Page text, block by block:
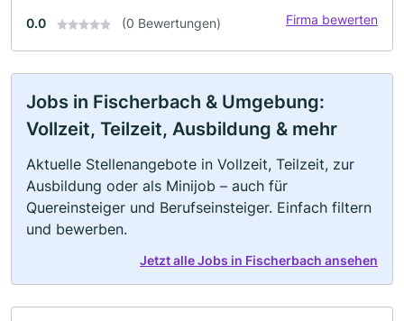
0.0 (0 Bewertungen) Firma bewerten
Jobs in Fischerbach & Umgebung:
Vollzeit, Teilzeit, Ausbildung & mehr
Aktuelle Stellenangebote in Vollzeit, Teilzeit, zur
Ausbildung oder als Minijob – auch für
Quereinsteiger und Berufseinsteiger. Einfach filtern
und bewerben.
Jetzt alle Jobs in Fischerbach ansehen